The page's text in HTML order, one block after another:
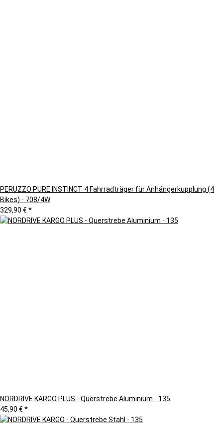
PERUZZO PURE INSTINCT 4 Fahrradträger für Anhängerkupplung (4
Bikes) - 708/4W
329,90 € *
NORDRIVE KARGO PLUS - Querstrebe Aluminium - 135
45,90 € *